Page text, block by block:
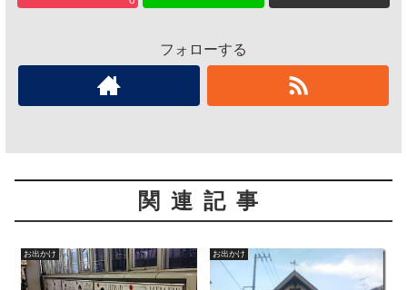
フォローする
関連記事
お出かけ お出かけ